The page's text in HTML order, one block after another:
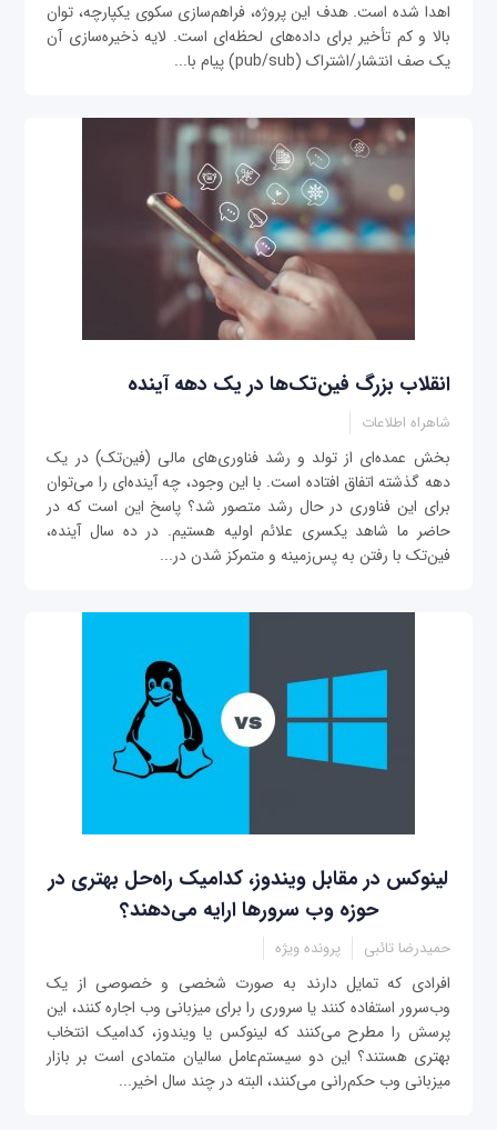
اهدا شده‌ است. هدف این پروژه، فراهم‌سازی سکوی یکپارچه، توان
بالا و کم تأخیر برای داده‌های لحظه‌ای است. لایه ذخیره‌سازی آن
یک صف انتشار/اشتراک (pub/sub) پیام با...
انقلاب بزرگ فین‌تک‌ها در یک دهه آینده
شاهراه اطلاعات
بخش عمده‌ای از تولد و رشد فناوری‌های مالی (فین‌تک) در یک
دهه گذشته اتفاق افتاده است. با این وجود، چه آینده‌ای را می‌توان
برای این فناوری در حال رشد متصور شد؟ پاسخ این است که در
حاضر ما شاهد یکسری علائم اولیه هستیم. در ده سال آینده،
فین‌تک با رفتن به پس‌‌زمینه و متمرکز شدن در...
لینوکس در مقابل ویندوز، کدامیک راه‌حل بهتری در
حوزه وب سرورها ارایه می‌دهند؟
حمیدرضا تائبی پرونده ویژه
افرادی که تمایل دارند به صورت شخصی و خصوصی از یک
وب‌سرور استفاده کنند یا سروری را برای میزبانی وب اجاره کنند، این
پرسش را مطرح می‌کنند که لینوکس یا ویندوز، کدامیک انتخاب
بهتری هستند؟ این دو سیستم‌عامل سالیان متمادی است بر بازار
میزبانی وب حکم‌رانی می‌کنند، البته در چند سال اخیر...